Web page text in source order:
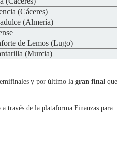
(Cáceres)
(Almería)
de Lemos (Lugo)
(Murcia)
y por último la gran final que
través de la plataforma Finanzas para